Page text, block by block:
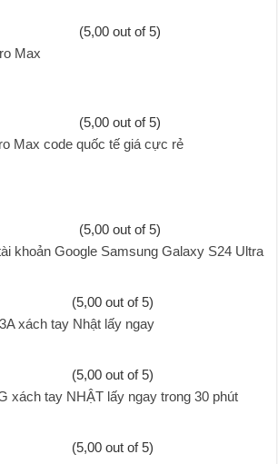
(5,00 out of 5)
Max
(5,00 out of 5)
Max code quốc tế giá cực rẻ
(5,00 out of 5)
khoản Google Samsung Galaxy S24 Ultra
(5,00 out of 5)
xách tay Nhật lấy ngay
(5,00 out of 5)
xách tay NHẬT lấy ngay trong 30 phút
(5,00 out of 5)